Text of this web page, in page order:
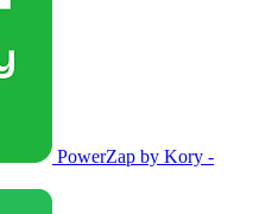
PowerZap by Kory -